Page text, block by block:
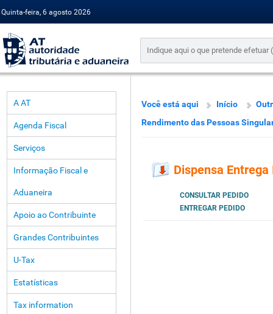
Quinta-feira, 6 agosto 2026
A AT
Agenda Fiscal
Serviços
Informação Fiscal e
Aduaneira
Apoio ao Contribuinte
Grandes Contribuintes
U-Tax
Estatísticas
Tax information
Você está aqui Início
Rendimento das Pessoas
Dispensa Entrega
CONSULTAR PEDIDO
ENTREGAR PEDIDO